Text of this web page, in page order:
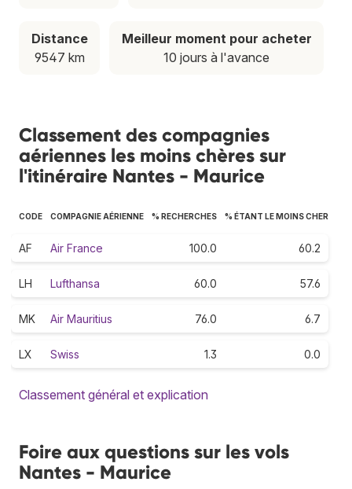
Distance
9547 km
Meilleur moment pour acheter
10 jours à l'avance
Classement des compagnies
aériennes les moins chères sur
l'itinéraire Nantes - Maurice
CODE COMPAGNIE AÉRIENNE % RECHERCHES % ÉTANT LE MOINS CHER
AF Air France 100.0 60.2
LH Lufthansa 60.0 57.6
MK Air Mauritius 76.0 6.7
LX Swiss 1.3 0.0
Classement général et explication
Foire aux questions sur les vols
Nantes - Maurice